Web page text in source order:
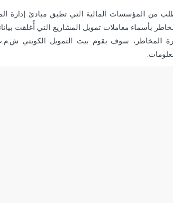
بأسماء معاملات تمويل المشاريع التي أُغلقت
المخاطر، سوف يقوم بيت التمويل الكويتي